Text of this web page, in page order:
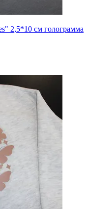
2,5*10 см голограмма